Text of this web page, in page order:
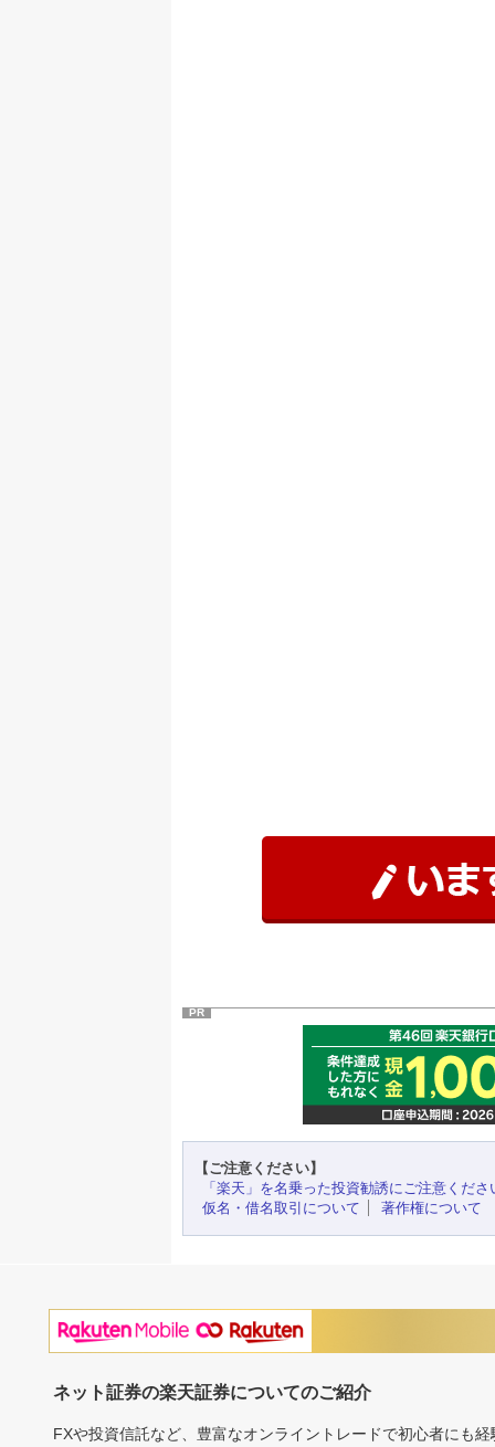
PR
【ご注意ください】
「楽天」を名乗った投資勧誘にご注意くださ
仮名・借名取引について
著作権について
ネット証券の楽天証券についてのご紹介
FXや投資信託など、豊富なオンライントレードで初心者にも